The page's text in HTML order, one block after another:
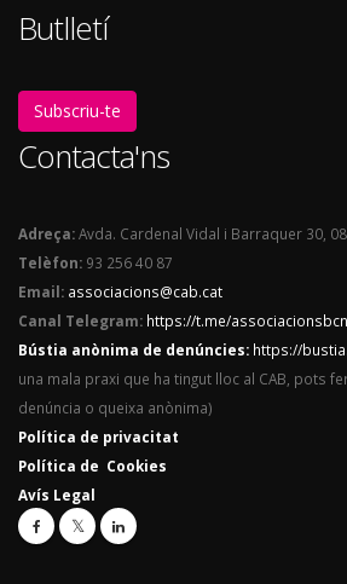
Butlletí
Subscriu-te
Contacta'ns
Adreça:Avda. Cardenal Vidal i Barraquer 30,
Telèfon: 93 256 40 87
Email: associacions@cab.cat
Canal Telegram: https://t.me/associacionsbcn
Bústia anònima de denúncies: https://
una mala praxi que ha tingut lloc al CAB, pots
denúncia o queixa anònima)
Política de privacitat
Política de Cookies
Avís Legal